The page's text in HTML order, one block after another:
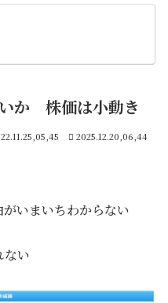
か 株価は小動き
2025.12.20,06,44
いまいちわからない
ない